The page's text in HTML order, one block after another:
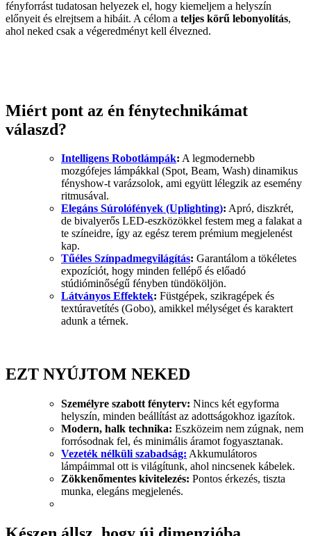
fényforrást tudatosan helyezek el, hogy kiemeljem a helyszín
előnyeit és elrejtsem a hibáit. A célom a teljes körű lebonyolítás,
ahol neked csak a végeredményt kell élvezned.
Miért pont az én fénytechnikámat
válaszd?
Intelligens Robotlámpák: A legmodernebb
mozgófejes lámpákkal (Spot, Beam, Wash) dinamikus
fényshow-t varázsolok, ami együtt lélegzik az esemény
ritmusával.
Elegáns Súrolófények (Uplighting): Apró, diszkrét,
de bivalyerős LED-eszközökkel festem meg a falakat a
te színeidre, így az egész terem prémium megjelenést
kap.
Tűéles Színpadmegvilágítás: Garantálom a tökéletes
expozíciót, hogy minden fellépő és előadó
stúdióminőségű fényben tündököljön.
Látványos Effektek: Füstgépek, szikragépek és
textúravetítés (Gobo), amikkel mélységet és karaktert
adunk a térnek.
EZT NYÚJTOM NEKED
Személyre szabott fényterv: Nincs két egyforma
helyszín, minden beállítást az adottságokhoz igazítok.
Modern, halk technika: Eszközeim nem zúgnak, nem
forrósodnak fel, és minimális áramot fogyasztanak.
Vezeték nélküli szabadság: Akkumulátoros
lámpáimmal ott is világítunk, ahol nincsenek kábelek.
Zökkenőmentes kivitelezés: Pontos érkezés, tiszta
munka, elegáns megjelenés.